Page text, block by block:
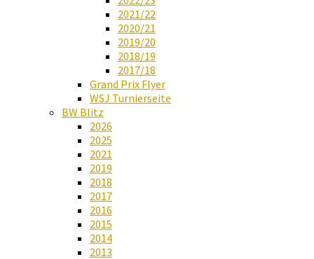
2021/22
2020/21
2019/20
2018/19
2017/18
Grand Prix Flyer
WSJ Turnierseite
BW Blitz
2026
2025
2021
2019
2018
2017
2016
2015
2014
2013